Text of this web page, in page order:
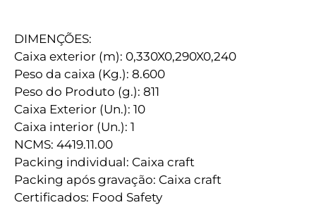
DIMENÇÕES:
Caixa exterior (m): 0,330X0,290X0,240
Peso da caixa (Kg.): 8.600
Peso do Produto (g.): 811
Caixa Exterior (Un.): 10
Caixa interior (Un.): 1
NCMS: 4419.11.00
Packing individual: Caixa craft
Packing após gravação: Caixa craft
Certificados: Food Safety